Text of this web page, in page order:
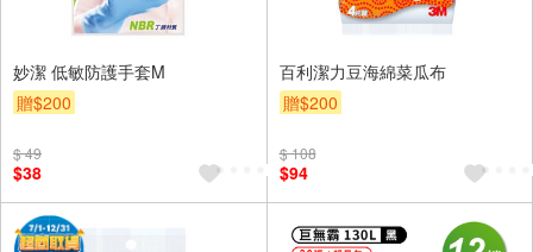
妙潔 低敏防護手套M
贈$200
$ 49
$38
百利潔力豆海綿菜瓜布
贈$200
$ 108
$94